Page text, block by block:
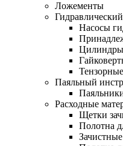
Ложементы
Насосы
Паяльный
Расходные
Щетки
Полотна